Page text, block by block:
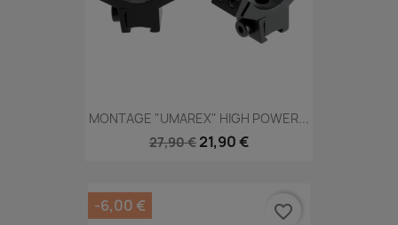
MONTAGE "UMAREX" HIGH POWER...
27,90 € 21,90 €
-6,00 € favorite_border